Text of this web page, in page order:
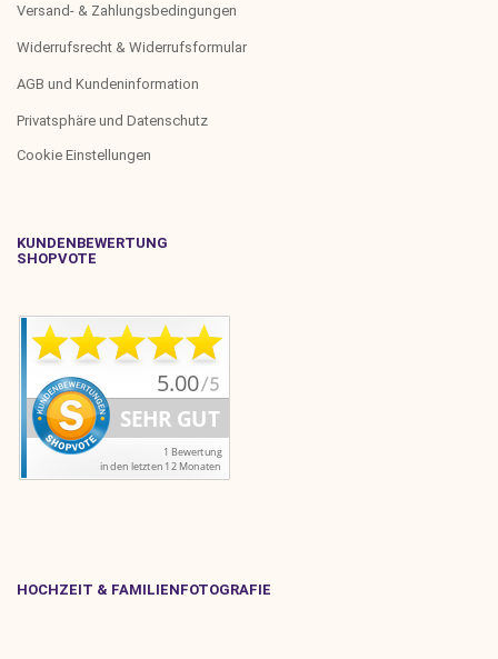
Versand- & Zahlungsbedingungen
Widerrufsrecht & Widerrufsformular
AGB und Kundeninformation
Privatsphäre und Datenschutz
Cookie Einstellungen
KUNDENBEWERTUNG
SHOPVOTE
HOCHZEIT & FAMILIENFOTOGRAFIE